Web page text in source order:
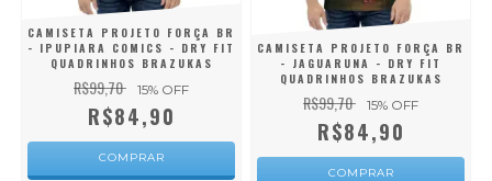
CAMISETA PROJETO FORÇA BR
- IPUPIARA COMICS - DRY FIT
QUADRINHOS BRAZUKAS
R$99,70 15% OFF
R$84,90
COMPRAR
CAMISETA PROJETO FORÇA BR
- JAGUARUNA - DRY FIT
QUADRINHOS BRAZUKAS
R$99,70 15% OFF
R$84,90
COMPRAR